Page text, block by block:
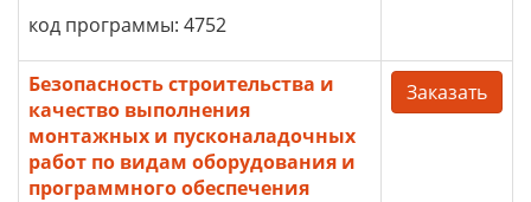
код программы: 4752
Безопасность строительства и
качество выполнения
монтажных и пусконаладочных
работ по видам оборудования и
программного обеспечения
Заказать